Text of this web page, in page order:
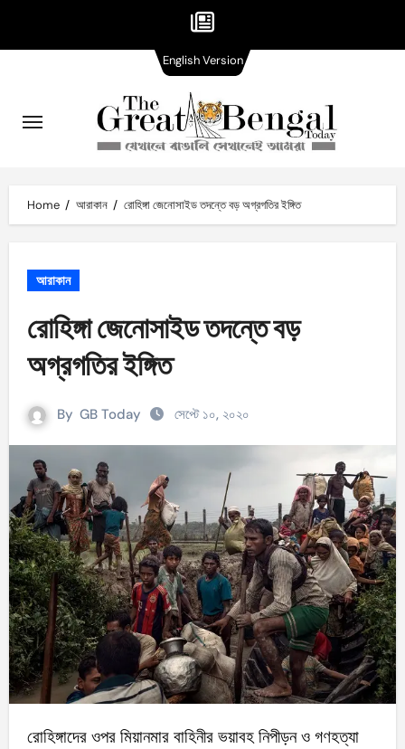
content
Home আরাকান রোহিঙ্গা জেনোসাইড তদন্তে বড় অগ্রগতির ইঙ্গিত
আরাকান
রোহিঙ্গা জেনোসাইড তদন্তে বড়
অগ্রগতির ইঙ্গিত
By GB Today সেপ্টে ১০, ২০২০
রোহিঙ্গাদের ওপর মিয়ানমার বাহিনীর ভয়াবহ নিপীড়ন ও গণহত্যা
English VersionVersion